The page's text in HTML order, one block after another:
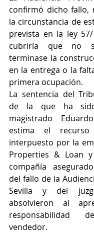
confirmó dicho fallo,
la circunstancia de
prevista en la ley
cubriría que no
terminase la
en la entrega o la
primera ocupación.
La sentencia del
de la que ha
magistrado
estima el recurso
interpuesto por la
Properties & Loan
compañía
del fallo de la
Sevilla y del
absolvieron al
responsabilidad
vendedor.